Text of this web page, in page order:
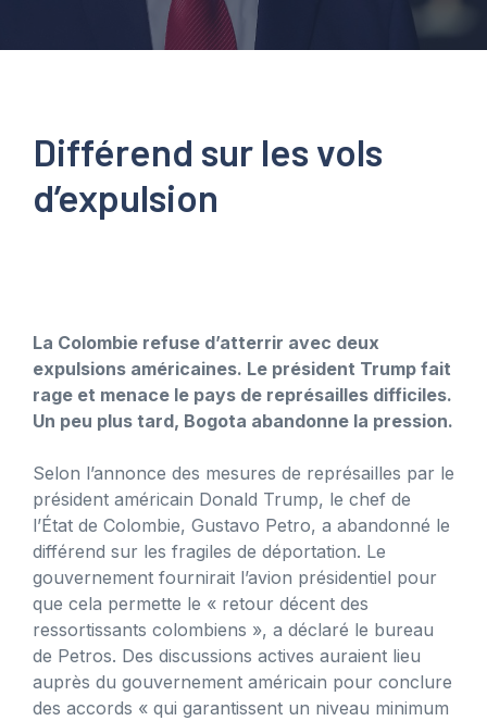
Différend sur les vols
d’expulsion
La Colombie refuse d’atterrir avec deux
expulsions américaines. Le président Trump fait
rage et menace le pays de représailles difficiles.
Un peu plus tard, Bogota abandonne la pression.
Selon l’annonce des mesures de représailles par le
président américain Donald Trump, le chef de
l’État de Colombie, Gustavo Petro, a abandonné le
différend sur les fragiles de déportation. Le
gouvernement fournirait l’avion présidentiel pour
que cela permette le « retour décent des
ressortissants colombiens », a déclaré le bureau
de Petros. Des discussions actives auraient lieu
auprès du gouvernement américain pour conclure
des accords « qui garantissent un niveau minimum